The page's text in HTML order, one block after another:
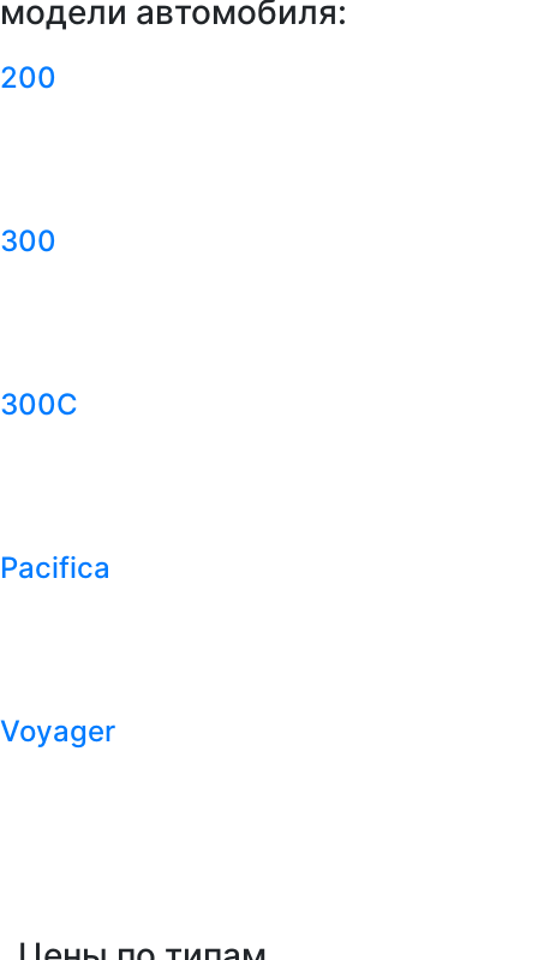
модели автомобиля:
200
300
300C
Pacifica
Voyager